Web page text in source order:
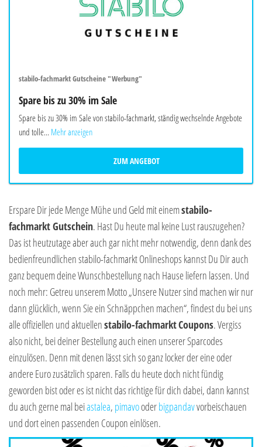
stabilo-fachmarkt Gutscheine "Werbung"
Spare bis zu 30% im Sale
Spare bis zu 30% im Sale von stabilo-fachmarkt, ständig wechselnde Angebote
und tolle... Mehr anzeigen
ZUM ANGEBOT
Erspare Dir jede Menge Mühe und Geld mit einemstabilo-
fachmarkt Gutschein. Hast Du heute mal keine Lust rauszugehen?
Das ist heutzutage aber auch gar nicht mehr notwendig, denn dank des
bedienfreundlichen stabilo-fachmarkt Onlineshops kannst Du Dir auch
ganz bequem deine Wunschbestellung nach Hause liefern lassen. Und
noch mehr: Getreu unserem Motto „Unsere Nutzer sind machen wir nur
dann glücklich, wenn Sie ein Schnäppchen machen“, findest du bei uns
alle offiziellen und aktuellenstabilo-fachmarktCoupons. Vergiss
also nicht, bei deiner Bestellung auch einen unserer Sparcodes
einzulösen. Denn mit denen lässt sich so ganz locker der eine oder
andere Euro zusätzlich sparen. Falls du heute doch nicht fündig
geworden bist oder es ist nicht das richtige für dich dabei, dann kannst
du auch gerne mal beiastalea, pimavooderbigpandavvorbeischauen
und dort einen passenden Coupon einlösen.